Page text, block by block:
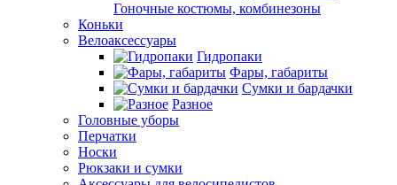
Гоночные костюмы, комбинезоны
Коньки
Велоаксессуары
Гидропаки
Фары, габариты
Сумки и бардачки
Разное
Головные уборы
Перчатки
Носки
Рюкзаки и сумки